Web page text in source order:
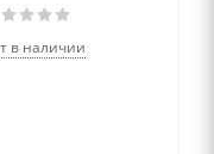
в наличии